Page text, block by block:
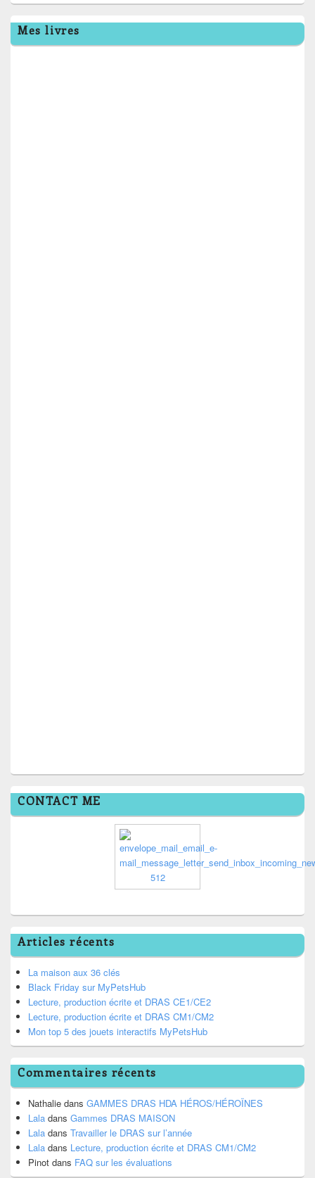
Mes livres
CONTACT ME
Articles récents
La maison aux 36 clés
Black Friday sur MyPetsHub
Lecture, production écrite et DRAS CE1/CE2
Lecture, production écrite et DRAS CM1/CM2
Mon top 5 des jouets interactifs MyPetsHub
Commentaires récents
Nathalie dans GAMMES DRAS HDA HÉROS/HÉROÏNES
Lala dans Gammes DRAS MAISON
Lala dans Travailler le DRAS sur l’année
Lala dans Lecture, production écrite et DRAS CM1/CM2
Pinot dans FAQ sur les évaluations